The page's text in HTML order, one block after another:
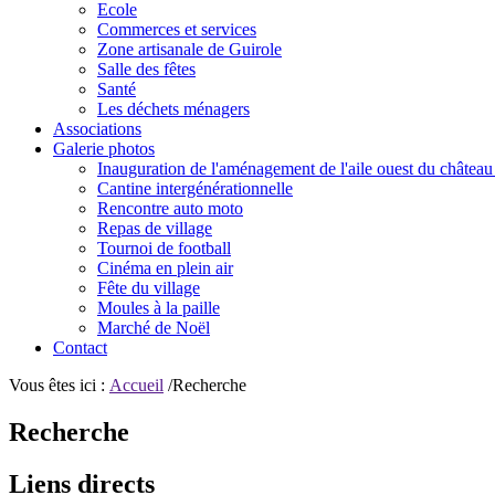
Ecole
Commerces et services
Zone artisanale de Guirole
Salle des fêtes
Santé
Les déchets ménagers
Associations
Galerie photos
Inauguration de l'aménagement de l'aile ouest du
Cantine intergénérationnelle
Rencontre auto moto
Repas de village
Tournoi de football
Cinéma en plein air
Fête du village
Moules à la paille
Marché de Noël
Contact
Vous êtes ici : Accueil /Recherche
Recherche
Liens directs